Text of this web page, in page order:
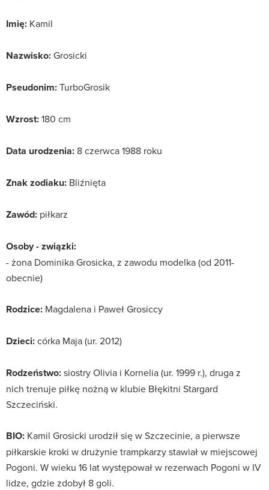
Imię: Kamil
Nazwisko:Grosicki
Pseudonim:TurboGrosik
Wzrost:180 cm
Data urodzenia: 8 czerwca 1988 roku
Znak zodiaku: Bliźnięta
Zawód: piłkarz
Osoby - związki:
- żona Dominika Grosicka, z zawodu modelka (od 2011-
obecnie)
Rodzice: Magdalena i Paweł Grosiccy
Dzieci:córka Maja (ur. 2012)
Rodzeństwo:siostry Olivia i Kornelia (ur. 1999 r.), druga z
nich trenuje piłkę nożną w klubie Błękitni Stargard
Szczeciński.
BIO: Kamil Grosicki urodził się w Szczecinie, a pierwsze
piłkarskie kroki w drużynie trampkarzy stawiał w miejscowej
Pogoni. W wieku 16 lat występował w rezerwach Pogoni w IV
lidze, gdzie zdobył 8 goli.